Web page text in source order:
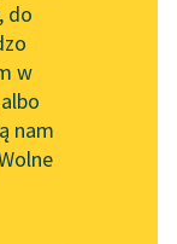
Lektur
do
w
nam
naszych